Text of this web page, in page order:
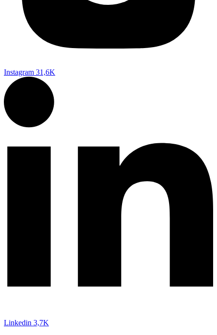
Instagram 31,6K
Linkedin 3,7K